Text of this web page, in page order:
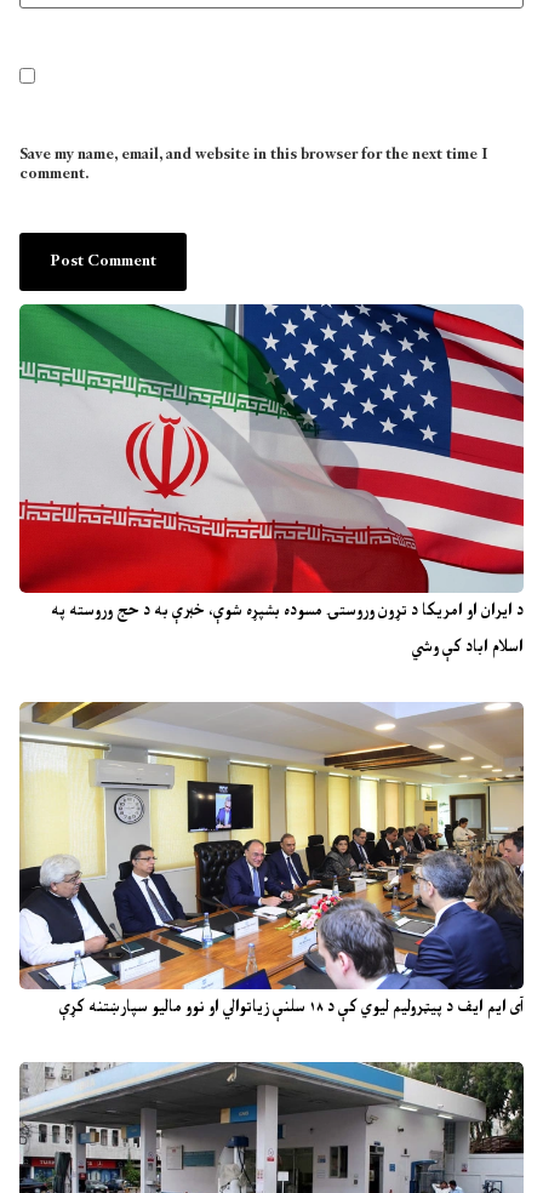
د ایران او امریکا د تړون وروستۍ مسوده بشپړه شوې، خبرې به د حج وروسته په
اسلام اباد کې وشي
آی ایم ایف د پیټرولیم لیوي کې د ۱۸ سلنې زیاتوالي او نوو مالیو سپارښتنه کړې
Save my name, email, and website in this browser for the next time I
comment.